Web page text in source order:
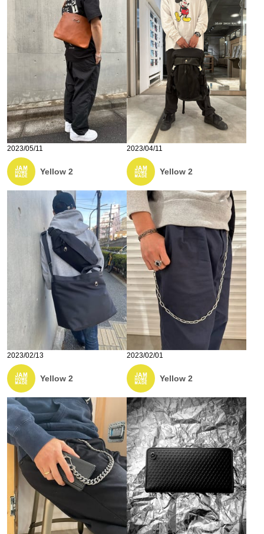
2023/05/11
Yellow 2
2023/04/11
Yellow 2
2023/02/13
Yellow 2
2023/02/01
Yellow 2